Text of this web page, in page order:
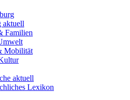
aktuell
Familien
Mobilität
aktuell
Lexikon